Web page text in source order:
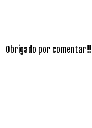
Obrigado por comentar!!!